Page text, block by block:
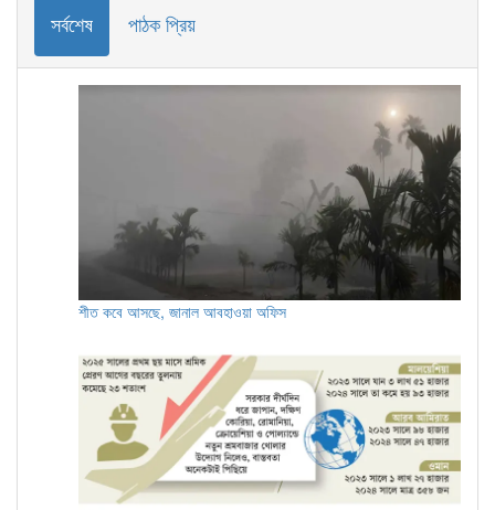
সর্বশেষ পাঠক প্রিয়
শীত কবে আসছে, জানাল আবহাওয়া অফিস